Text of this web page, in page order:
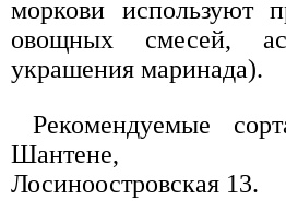
моркови используют
овощных смесей,
украшения маринада).
Рекомендуемые
Шантене,
Лосиноостровская 13.